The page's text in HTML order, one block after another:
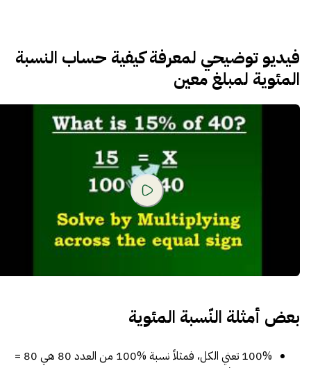
فيديو توضيحي لمعرفة كيفية حساب النسبة
المئوية لمبلغ معين
بعض أمثلة النّسبة المئوية
100% تعني الكل، فمثلاً نسبة %100 من العدد 80 هي 80 =